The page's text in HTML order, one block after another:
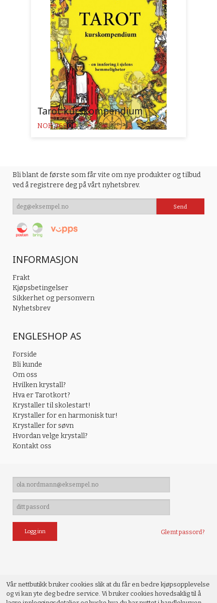
Tarot kurskompendium
Pris
NOK 369,00
Bli blant de første som får vite om nye produkter og tilbud
ved å registrere deg på vårt nyhetsbrev.
INFORMASJON
Frakt
Kjøpsbetingelser
Sikkerhet og personvern
Nyhetsbrev
ENGLESHOP AS
Forside
Bli kunde
Om oss
Hvilken krystall?
Hva er Tarotkort?
Krystaller til skolestart!
Krystaller for en harmonisk tur!
Krystaller for søvn
Hvordan velge krystall?
Kontakt oss
Glemt passord?
Vår nettbutikk bruker cookies slik at du får en bedre kjøpsopplevelse
og vi kan yte deg bedre service. Vi bruker cookies hovedsaklig til å